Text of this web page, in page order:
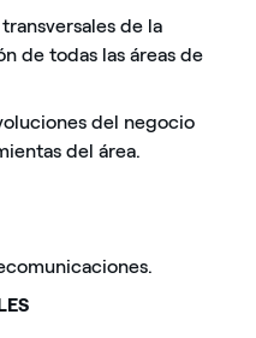
de la
de todas las áreas de
del negocio
del área.